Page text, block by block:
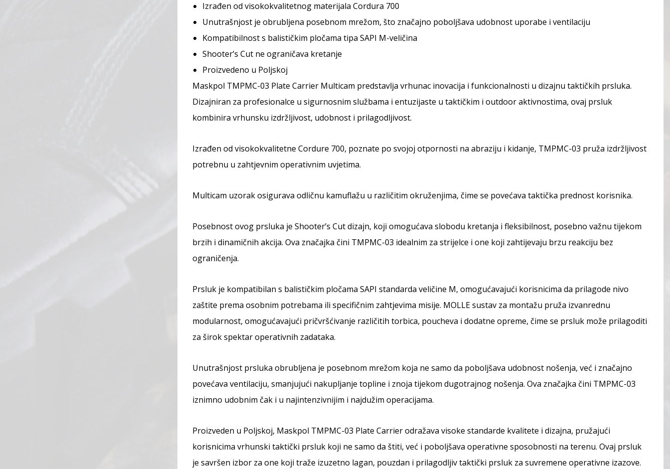
Izrađen od visokokvalitetnog materijala Cordura 700
Unutrašnjost je obrubljena posebnom mrežom, što značajno poboljšava udobnost uporabe i ventilaciju
Kompatibilnost s balističkim pločama tipa SAPI M-veličina
Shooter’s Cut ne ograničava kretanje
Proizvedeno u Poljskoj
Maskpol TMPMC-03 Plate Carrier Multicam predstavlja vrhunac inovacija i funkcionalnosti u dizajnu taktičkih prsluka.
Dizajniran za profesionalce u sigurnosnim službama i entuzijaste u taktičkim i outdoor aktivnostima, ovaj prsluk
kombinira vrhunsku izdržljivost, udobnost i prilagodljivost.
Izrađen od visokokvalitetne Cordure 700, poznate po svojoj otpornosti na abraziju i kidanje, TMPMC-03 pruža izdržljivost
potrebnu u zahtjevnim operativnim uvjetima.
Multicam uzorak osigurava odličnu kamuflažu u različitim okruženjima, čime se povećava taktička prednost korisnika.
Posebnost ovog prsluka je Shooter’s Cut dizajn, koji omogućava slobodu kretanja i fleksibilnost, posebno važnu tijekom
brzih i dinamičnih akcija. Ova značajka čini TMPMC-03 idealnim za strijelce i one koji zahtijevaju brzu reakciju bez
ograničenja.
Prsluk je kompatibilan s balističkim pločama SAPI standarda veličine M, omogućavajući korisnicima da prilagode nivo
zaštite prema osobnim potrebama ili specifičnim zahtjevima misije. MOLLE sustav za montažu pruža izvanrednu
modularnost, omogućavajući pričvršćivanje različitih torbica, poucheva i dodatne opreme, čime se prsluk može prilagoditi
za širok spektar operativnih zadataka.
Unutrašnjost prsluka obrubljena je posebnom mrežom koja ne samo da poboljšava udobnost nošenja, već i značajno
povećava ventilaciju, smanjujući nakupljanje topline i znoja tijekom dugotrajnog nošenja. Ova značajka čini TMPMC-03
iznimno udobnim čak i u najintenzivnijim i najdužim operacijama.
Proizveden u Poljskoj, Maskpol TMPMC-03 Plate Carrier odražava visoke standarde kvalitete i dizajna, pružajući
korisnicima vrhunski taktički prsluk koji ne samo da štiti, već i poboljšava operativne sposobnosti na terenu. Ovaj prsluk
je savršen izbor za one koji traže izuzetno lagan, pouzdan i prilagodljiv taktički prsluk za suvremene operativne izazove.